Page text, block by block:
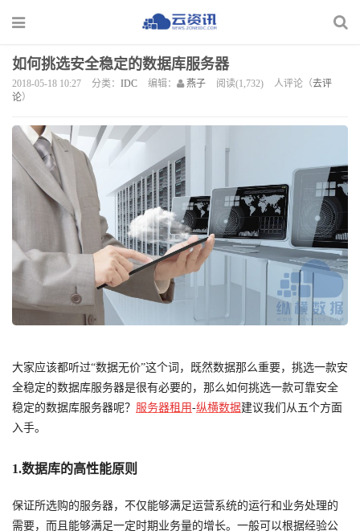
如何挑选安全稳定的数据库服务器
2018-05-18 10:27 分类： IDC 编辑： 燕子 阅读(1,732) 人评论（去评
论）
大家应该都听过“数据无价”这个词，既然数据那么重要，挑选一款安
全稳定的数据库服务器是很有必要的，那么如何挑选一款可靠安全
稳定的数据库服务器呢？ 服务器租用-纵横数据建议我们从五个方面
入手。
1.数据库的高性能原则
保证所选购的服务器，不仅能够满足运营系统的运行和业务处理的
需要，而且能够满足一定时期业务量的增长。一般可以根据经验公